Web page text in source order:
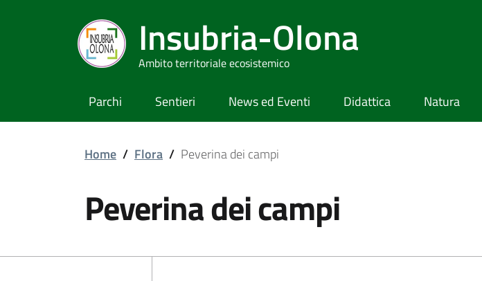
Insubria-Olona
Ambito territoriale ecosistemico
Parchi Sentieri News ed Eventi Didattica Natura
Home / Flora / Peverina dei campi
Peverina dei campi